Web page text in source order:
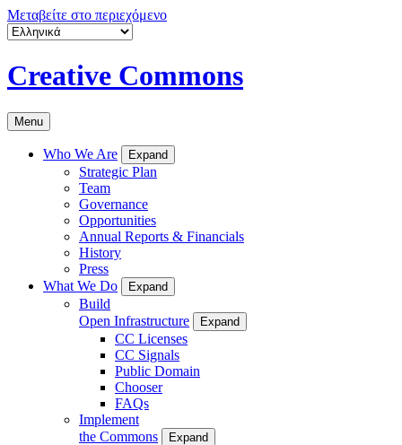
Μεταβείτε στο περιεχόμενο
Creative Commons
Menu
Who We Are Expand
Strategic Plan
Team
Governance
Opportunities
Annual Reports & Financials
History
Press
What We Do
Expand
Build
Open Infrastructure
Expand
CC Licenses
CC Signals
Public Domain
Chooser
FAQs
Implement
the Commons
Expand